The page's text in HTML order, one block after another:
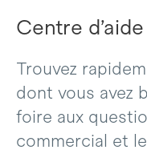
Centre d’aide
Trouvez
dont vous avez
foire aux
commercial et